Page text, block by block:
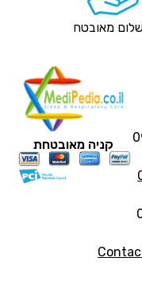
מאובטח
קניה מאובטחת